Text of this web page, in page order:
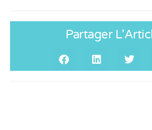
Partager